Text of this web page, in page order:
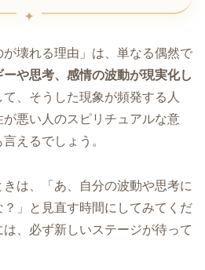
が壊れる理由」は、単なる偶然で
や思考、感情の波動が現実化し
て、そうした現象が頻発する人
悪い人のスピリチュアルな意
えるでしょう。
は、「あ、自分の波動や思考に
」と見直す時間にしてみてくだ
、必ず新しいステージが待って